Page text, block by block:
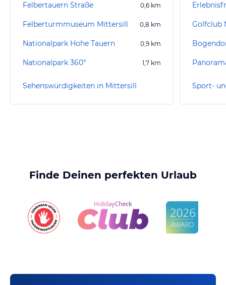
Felbertauern Straße 0,6 km
Felberturmmuseum Mittersill 0,8 km
Nationalpark Hohe Tauern 0,9 km
Nationalpark 360° 1,7 km
Sehenswürdigkeiten in Mittersill
Golfclub
Finde Deinen perfekten Urlaub